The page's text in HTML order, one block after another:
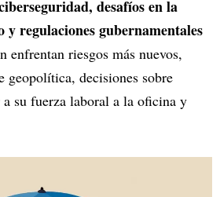
desafíos en la
y regulaciones gubernamentales
enfrentan riesgos más nuevos,
geopolítica, decisiones sobre
su fuerza laboral a la oficina y